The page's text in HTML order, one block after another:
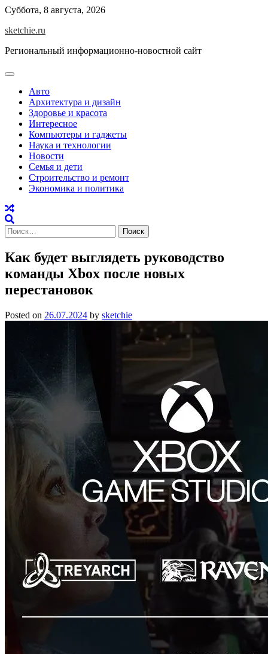
Skip
content
Суббота, 8 августа, 2026
sketchie.ru
Региональный информационно-новостной сайт
Авто
Архитектура и дизайн
Здоровье и красота
Интересное
Компьютеры и гаджеты
Наука и технологии
Новости
Семья и дети
Строительство и ремонт
Экономика и политика
Найти:
Как будет выглядеть руководство
команды Xbox после новых
перестановок
Posted on 26.07.2024 by sketchie